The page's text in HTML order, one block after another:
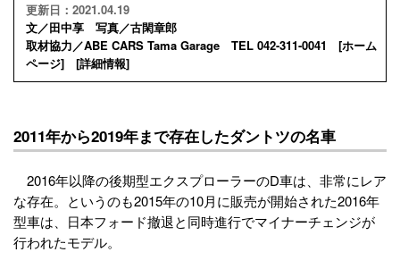
更新日：2021.04.19
文／田中享 写真／古閑章郎
取材協力／ABE CARS Tama Garage TEL 042-311-0041 [ホーム
ページ] [詳細情報]
2011年から2019年まで存在したダントツの名車
2016年以降の後期型エクスプローラーのD車は、非常にレア
な存在。というのも2015年の10月に販売が開始された2016年
型車は、日本フォード撤退と同時進行でマイナーチェンジが
行われたモデル。